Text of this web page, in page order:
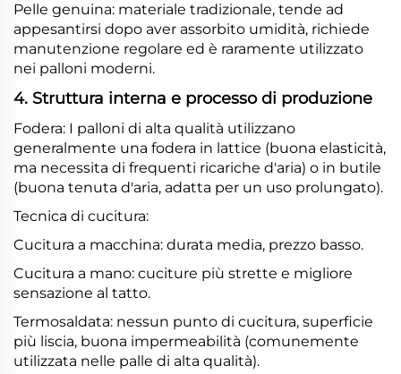
Pelle genuina: materiale tradizionale, tende ad
appesantirsi dopo aver assorbito umidità, richiede
manutenzione regolare ed è raramente utilizzato
nei palloni moderni.
4. Struttura interna e processo di produzione
Fodera: I palloni di alta qualità utilizzano
generalmente una fodera in lattice (buona elasticità,
ma necessita di frequenti ricariche d'aria) o in butile
(buona tenuta d'aria, adatta per un uso prolungato).
Tecnica di cucitura:
Cucitura a macchina: durata media, prezzo basso.
Cucitura a mano: cuciture più strette e migliore
sensazione al tatto.
Termosaldata: nessun punto di cucitura, superficie
più liscia, buona impermeabilità (comunemente
utilizzata nelle palle di alta qualità).